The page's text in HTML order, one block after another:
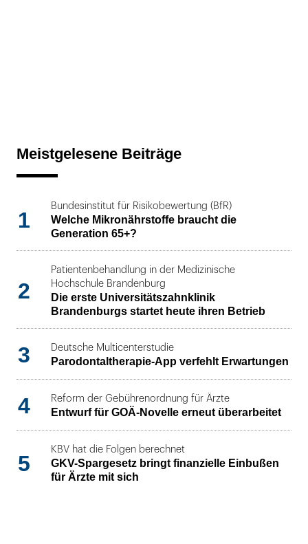
Meistgelesene Beiträge
1
Bundesinstitut für Risikobewertung (BfR)
Welche Mikronährstoffe braucht die
Generation 65+?
2
Patientenbehandlung in der Medizinische
Hochschule Brandenburg
Die erste Universitätszahnklinik
Brandenburgs startet heute ihren Betrieb
3 Deutsche Multicenterstudie
Parodontaltherapie-App verfehlt Erwartungen
4 Reform der Gebührenordnung für Ärzte
Entwurf für GOÄ-Novelle erneut überarbeitet
5
KBV hat die Folgen berechnet
GKV-Spargesetz bringt finanzielle Einbußen
für Ärzte mit sich